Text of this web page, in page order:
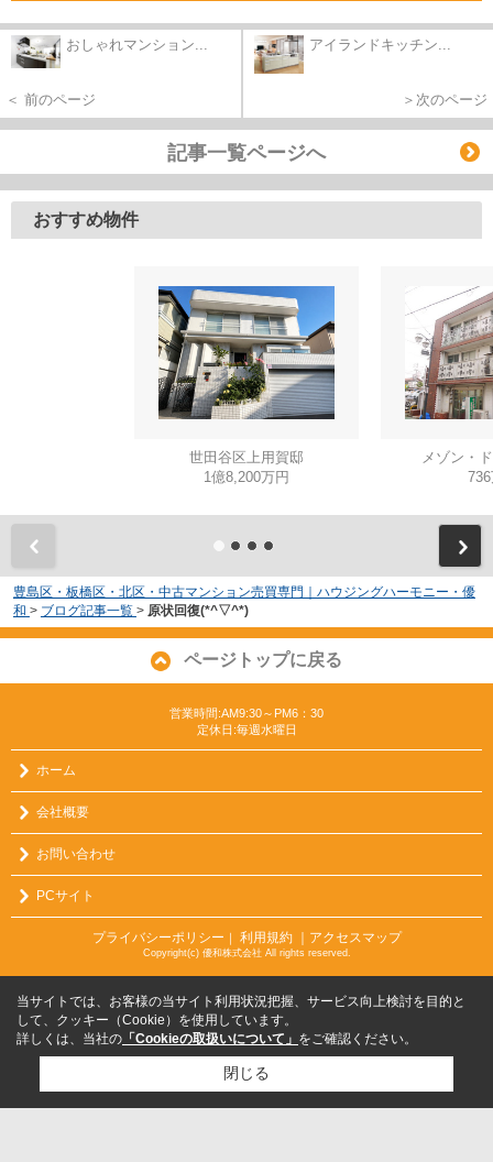
おしゃれマンション...
＜ 前のページ
アイランドキッチン...
＞次のページ
記事一覧ページへ
おすすめ物件
世田谷区上用賀邸
1億8,200万円
メゾン・
豊島区・板橋区・北区・中古マンション売買専門｜ハウジングハーモニー・優
和 > ブログ記事一覧 > 原状回復(*^▽^*)
ページトップに戻る
営業時間:AM9:30～PM6：30
定休日:毎週水曜日
ホーム
会社概要
お問い合わせ
PCサイト
プライバシーポリシー ｜ 利用規約 ｜アクセスマップ
Copyright(c) 優和株式会社 All rights reserved.
当サイトでは、お客様の当サイト利用状況把握、サービス向上検討を目的と
して、クッキー（Cookie）を使用しています。
詳しくは、当社の 「Cookieの取扱いについて」 をご確認ください。
閉じる